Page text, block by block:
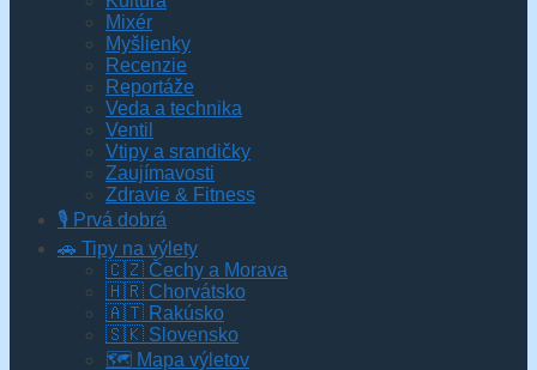
Mixér
Myšlienky
Recenzie
Reportáže
Veda a technika
Ventil
Vtipy a srandičky
Zaujímavosti
Zdravie & Fitness
🎙️ Prvá dobrá
🚗 Tipy na výlety
🇨🇿 Čechy a Morava
🇭🇷 Chorvátsko
🇦🇹 Rakúsko
🇸🇰 Slovensko
🗺 Mapa výletov